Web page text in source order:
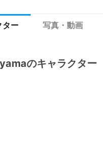
ター 写真・動画
のキャラクター